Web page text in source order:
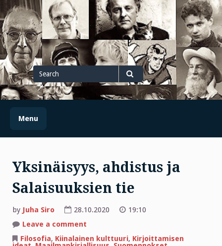
Skip
to
content
Search
for
Search
Menu
Yksinäisyys, ahdistus ja
Salaisuuksien tie
by Juha Siro 28.10.2020
19:10
Leave a comment
ahdistus
Filosofia, Kiinalainen kulttuuri, Kirjoittamisen